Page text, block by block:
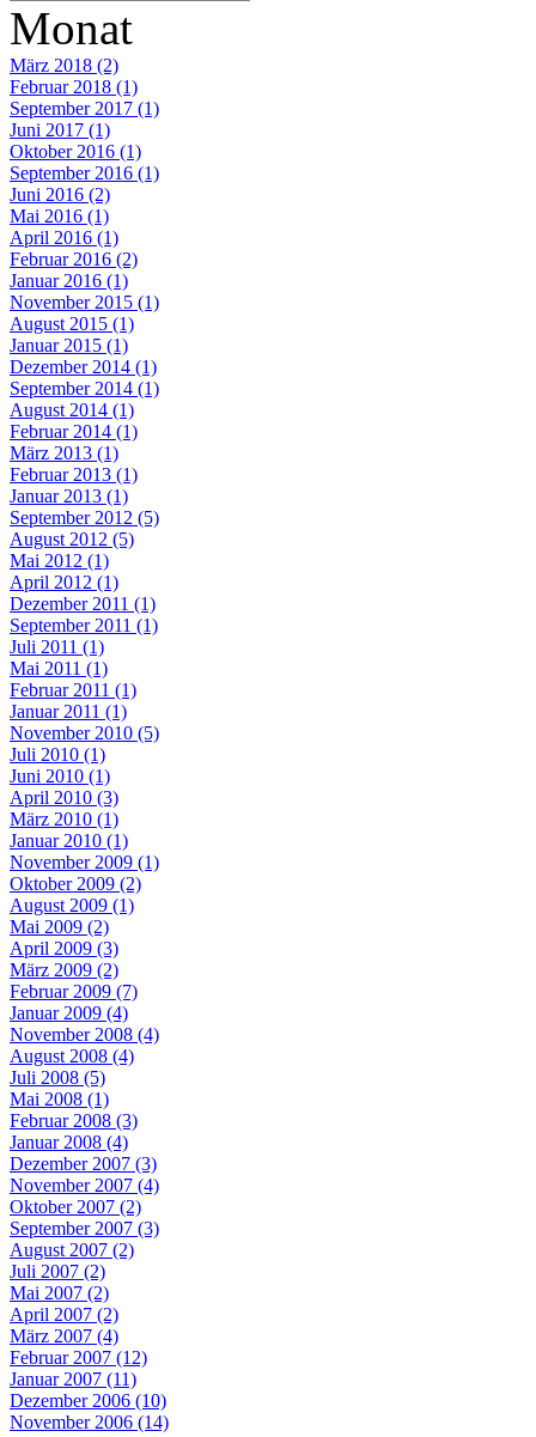
Monat
März 2018 (2)
Februar 2018 (1)
September 2017 (1)
Juni 2017 (1)
Oktober 2016 (1)
September 2016 (1)
Juni 2016 (2)
Mai 2016 (1)
April 2016 (1)
Februar 2016 (2)
Januar 2016 (1)
November 2015 (1)
August 2015 (1)
Januar 2015 (1)
Dezember 2014 (1)
September 2014 (1)
August 2014 (1)
Februar 2014 (1)
März 2013 (1)
Februar 2013 (1)
Januar 2013 (1)
September 2012 (5)
August 2012 (5)
Mai 2012 (1)
April 2012 (1)
Dezember 2011 (1)
September 2011 (1)
Juli 2011 (1)
Mai 2011 (1)
Februar 2011 (1)
Januar 2011 (1)
November 2010 (5)
Juli 2010 (1)
Juni 2010 (1)
April 2010 (3)
März 2010 (1)
Januar 2010 (1)
November 2009 (1)
Oktober 2009 (2)
August 2009 (1)
Mai 2009 (2)
April 2009 (3)
März 2009 (2)
Februar 2009 (7)
Januar 2009 (4)
November 2008 (4)
August 2008 (4)
Juli 2008 (5)
Mai 2008 (1)
Februar 2008 (3)
Januar 2008 (4)
Dezember 2007 (3)
November 2007 (4)
Oktober 2007 (2)
September 2007 (3)
August 2007 (2)
Juli 2007 (2)
Mai 2007 (2)
April 2007 (2)
März 2007 (4)
Februar 2007 (12)
Januar 2007 (11)
Dezember 2006 (10)
November 2006 (14)